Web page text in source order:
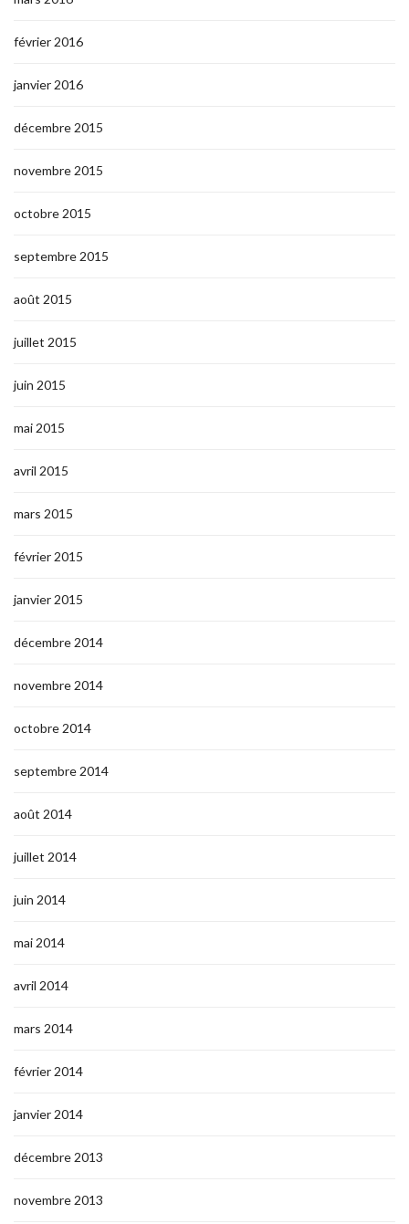
février 2016
janvier 2016
décembre 2015
novembre 2015
octobre 2015
septembre 2015
août 2015
juillet 2015
juin 2015
mai 2015
avril 2015
mars 2015
février 2015
janvier 2015
décembre 2014
novembre 2014
octobre 2014
septembre 2014
août 2014
juillet 2014
juin 2014
mai 2014
avril 2014
mars 2014
février 2014
janvier 2014
décembre 2013
novembre 2013